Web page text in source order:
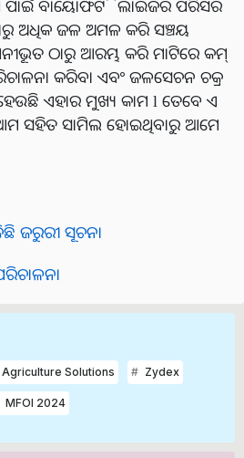
ବାୟୋଫର୍ଟିଲାଇଜର ପରିସର
ଅଧିକ ଜଳ ଅମଳ କରି ସଞ୍ଚୟ
ଠାରୁ ଆରମ୍ଭ କରି ମାଟିରେ କମ୍
କରିବା ଏବଂ ଜଳସେଚନ ଚକ୍ର
ଏହାର ମୁଖ୍ୟ କାମ l ତେବେ ଏ
ସହିତ ସାମିଲ ହୋଇଥିବାରୁ ଆମେ
ଜରୁରୀ ସୂଚନା
Solutions Zydex
MFOI 2024